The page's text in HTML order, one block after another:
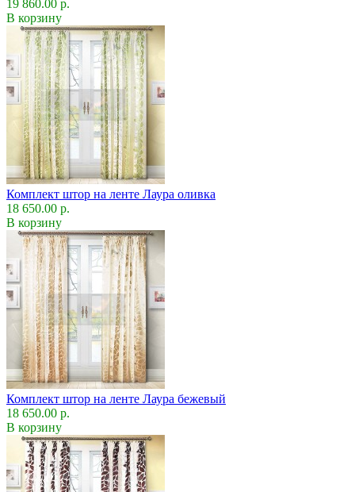
19 860.00 р.
В корзину
Комплект штор на ленте Лаура оливка
18 650.00 р.
В корзину
Комплект штор на ленте Лаура бежевый
18 650.00 р.
В корзину